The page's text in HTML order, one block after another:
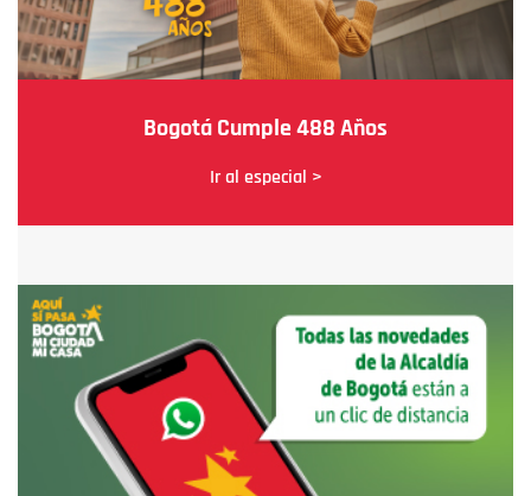
Bogotá Cumple 488 Años
Ir al especial >